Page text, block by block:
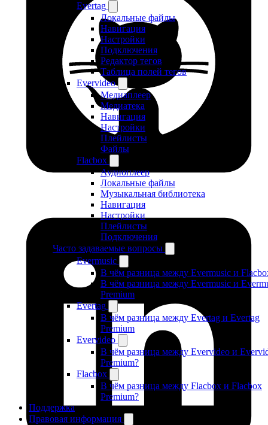
Evertag
Локальные файлы
Навигация
Настройки
Подключения
Редактор тегов
Таблица полей тегов
Evervideo
Медиаплеер
Медиатека
Навигация
Настройки
Плейлисты
Файлы
Flacbox
Аудиоплеер
Локальные файлы
Музыкальная библиотека
Навигация
Настройки
Плейлисты
Подключения
Часто задаваемые вопросы
Evermusic
В чём разница между Evermusic и
В чём разница между Evermusic и
Premium
Evertag
В чём разница между Evertag и Evertag
Premium
Evervideo
В чём разница между Evervideo и
Premium?
Flacbox
В чём разница между Flacbox и Flacbox
Premium?
Поддержка
Правовая информация